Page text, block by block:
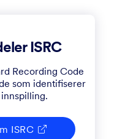
ISRC
Recording Code
som identifiserer
ISRC 